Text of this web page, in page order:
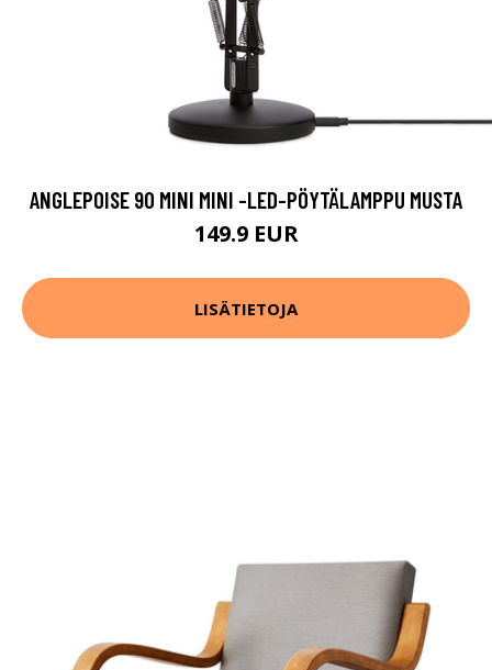
ANGLEPOISE 90 MINI MINI -LED-PÖYTÄLAMPPU MUSTA
149.9 EUR
LISÄTIETOJA